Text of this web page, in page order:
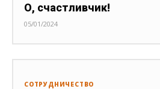
О, счастливчик!
05/01/2024
СОТРУДНИЧЕСТВО